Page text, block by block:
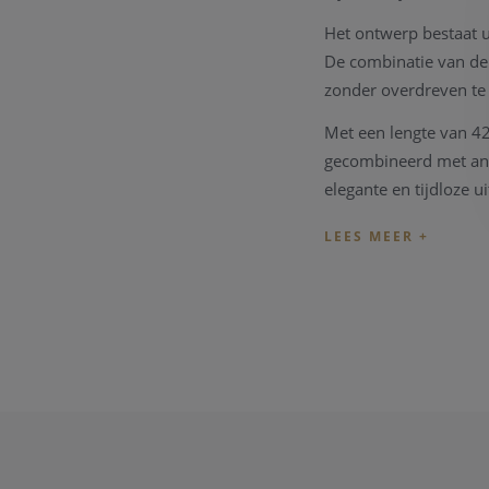
Het ontwerp bestaat
De combinatie van
zonder overdreven te
Met een lengte van
gecombineerd met
elegante en tijdloze
De ringetjes hebben